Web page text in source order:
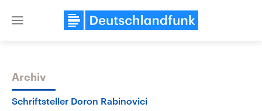
Close
Themen
Archiv
Schriftsteller Doron Rabinovici